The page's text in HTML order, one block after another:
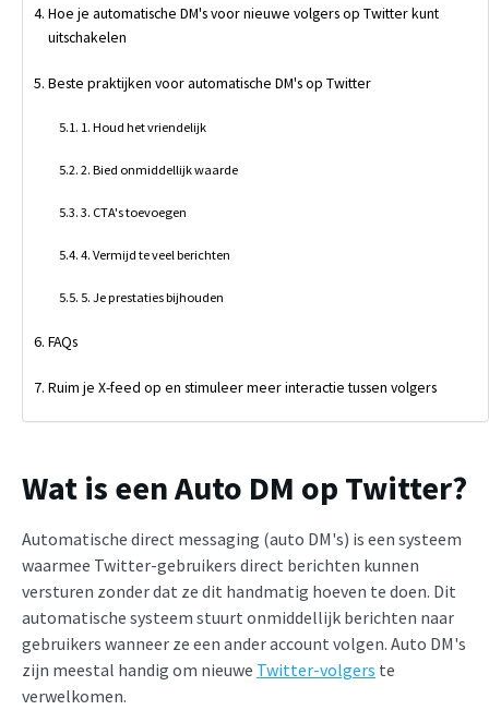
Hoe je automatische DM's voor nieuwe volgers op Twitter kunt
uitschakelen
Beste praktijken voor automatische DM's op Twitter
1. Houd het vriendelijk
2. Bied onmiddellijk waarde
3. CTA's toevoegen
4. Vermijd te veel berichten
5. Je prestaties bijhouden
FAQs
Ruim je X-feed op en stimuleer meer interactie tussen volgers
Wat is een Auto DM op Twitter?
Automatische direct messaging (auto DM's) is een systeem
waarmee Twitter-gebruikers direct berichten kunnen
versturen zonder dat ze dit handmatig hoeven te doen. Dit
automatische systeem stuurt onmiddellijk berichten naar
gebruikers wanneer ze een ander account volgen. Auto DM's
zijn meestal handig om nieuwe Twitter-volgers te
verwelkomen.